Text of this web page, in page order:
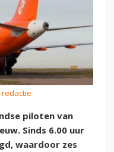
piloten van
Sinds 6.00 uur
waardoor zes